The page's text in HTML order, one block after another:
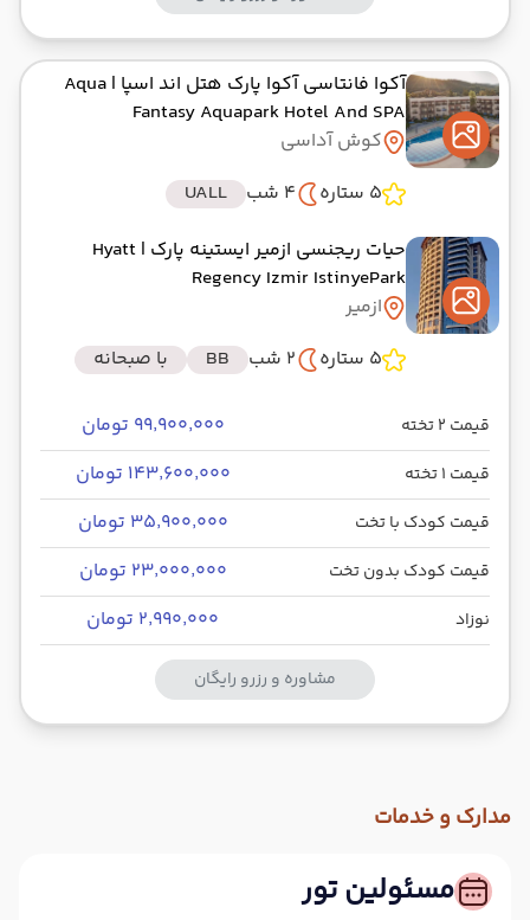
آکوا فانتاسی آکوا پارک هتل اند اسپا | Aqua
Fantasy Aquapark Hotel And SPA
کوش آداسی
5 ستاره
4 شب
UALL
حیات ریجنسی ازمیر ایستینه پارک | Hyatt
Regency Izmir IstinyePark
ازمیر
5 ستاره
2 شب BB با صبحانه
قیمت 2 تخته ۹۹٬۹۰۰٬۰۰۰ تومان
قیمت 1 تخته ۱۴۳٬۶۰۰٬۰۰۰ تومان
قیمت کودک با تخت ۳۵٬۹۰۰٬۰۰۰ تومان
قیمت کودک بدون تخت ۲۳٬۰۰۰٬۰۰۰ تومان
نوزاد ۲٬۹۹۰٬۰۰۰ تومان
مشاوره و رزرو رایگان
مدارک و خدمات
مسئولین تور